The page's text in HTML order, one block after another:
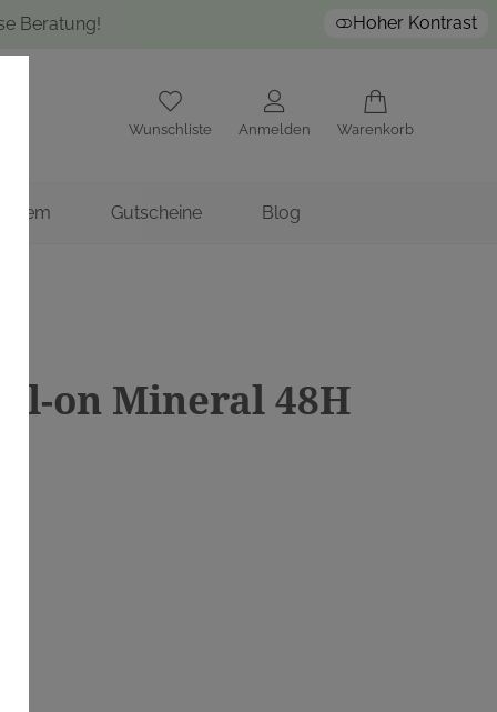
Beratung! Hoher Kontrast
Wunschliste Anmelden Warenkorb
Gutscheine Blog
on Mineral 48H